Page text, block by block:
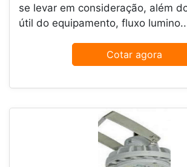
se levar em consideração, além
útil do equipamento, fluxo
Cotar agora